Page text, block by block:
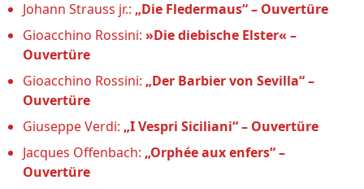
Johann Strauss jr.: „Die Fledermaus“ – Ouvertüre
Gioacchino Rossini: »Die diebische Elster« –
Ouvertüre
Gioacchino Rossini: „Der Barbier von Sevilla“ –
Ouvertüre
Giuseppe Verdi: „I Vespri Siciliani“ – Ouvertüre
Jacques Offenbach: „Orphée aux enfers“ –
Ouvertüre